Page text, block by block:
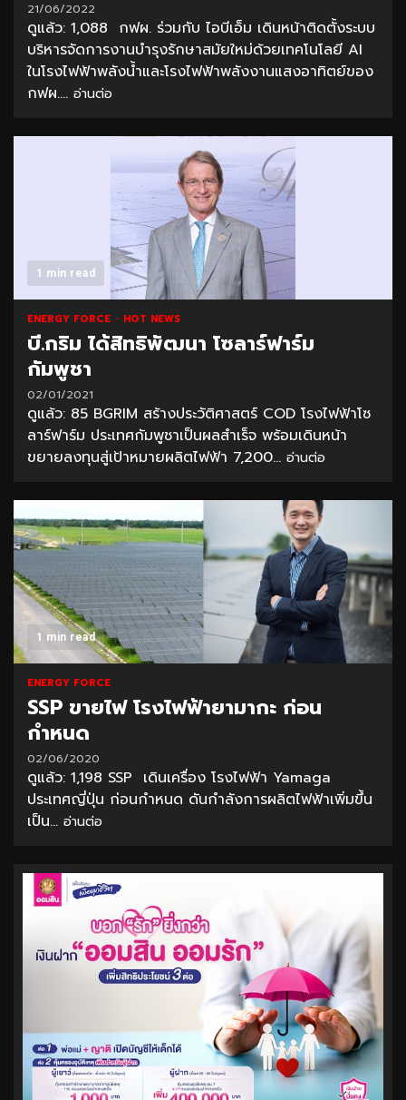
21/06/2022
ดูแล้ว: 1,088 กฟผ. ร่วมกับ ไอบีเอ็ม เดินหน้าติดตั้งระบบ
บริหารจัดการงานบำรุงรักษาสมัยใหม่ด้วยเทคโนโลยี AI
ในโรงไฟฟ้าพลังน้ำและโรงไฟฟ้าพลังงานแสงอาทิตย์ของ
กฟผ.... อ่านต่อ
1 min read
ENERGY FORCE HOT NEWS
บี.กริม ได้สิทธิพัฒนา โซลาร์ฟาร์ม
กัมพูชา
02/01/2021
ดูแล้ว: 85 BGRIM สร้างประวัติศาสตร์ COD โรงไฟฟ้าโซ
ลาร์ฟาร์ม ประเทศกัมพูชาเป็นผลสำเร็จ พร้อมเดินหน้า
ขยายลงทุนสู่เป้าหมายผลิตไฟฟ้า 7,200... อ่านต่อ
1 min read
ENERGY FORCE
SSP ขายไฟ โรงไฟฟ้ายามากะ ก่อน
กำหนด
02/06/2020
ดูแล้ว: 1,198 SSP เดินเครื่อง โรงไฟฟ้า Yamaga
ประเทศญี่ปุ่น ก่อนกำหนด ดันกำลังการผลิตไฟฟ้าเพิ่มขึ้น
เป็น... อ่านต่อ